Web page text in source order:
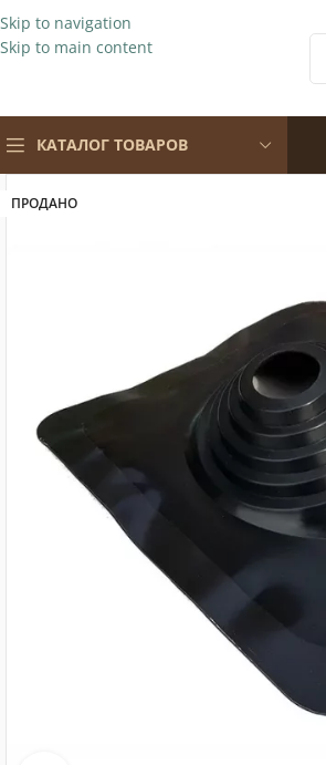
Skip to navigation
Skip to main content
КАТАЛОГ ТОВАРОВ
ПРОДАНО